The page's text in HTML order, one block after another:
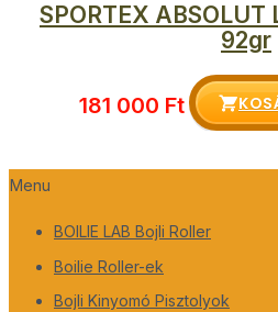
Menu
BOILIE LAB Bojli Roller
Boilie Roller-ek
Bojli Kinyomó Pisztolyok
SPORTEX ABSOLUT
92gr
181 000 Ft